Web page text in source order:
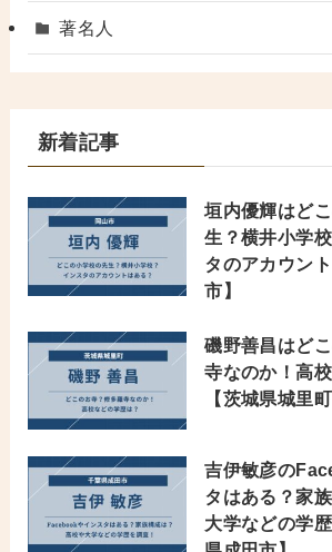
著名人
新着記事
垣内優輝はど
生？横井小学
タのアカウン
市】
磯野善昌はど
寺なのか！高
【茨城県城里町
吉伊敏彦の
タはある？家
大学などの学